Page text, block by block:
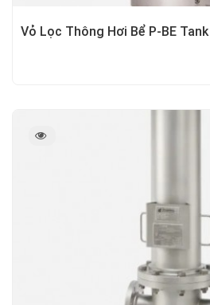
Vỏ Lọc Thông Hơi Bể P-BE